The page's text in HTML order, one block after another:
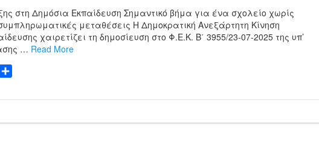
στη Δημόσια Εκπαίδευση Σημαντικό βήμα για ένα σχολείο χωρίς
μεταθέσεις Η Δημοκρατική Ανεξάρτητη Κίνηση
χαιρετίζει τη δημοσίευση στο Φ.Ε.Κ. Β΄ 3955/23-07-2025 της υπ’
… Read More
Copy